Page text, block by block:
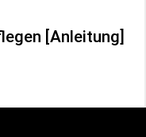
[Anleitung]